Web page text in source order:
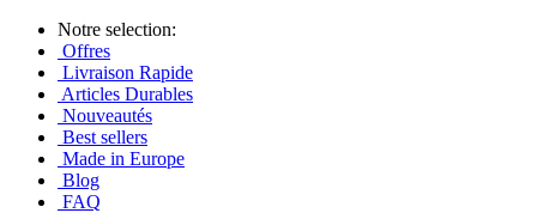
Notre selection:
Offres
Livraison Rapide
Articles Durables
Nouveautés
Best sellers
Made in Europe
Blog
FAQ